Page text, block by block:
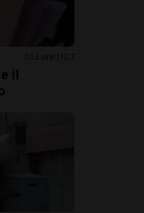
12 ore 1 7
il